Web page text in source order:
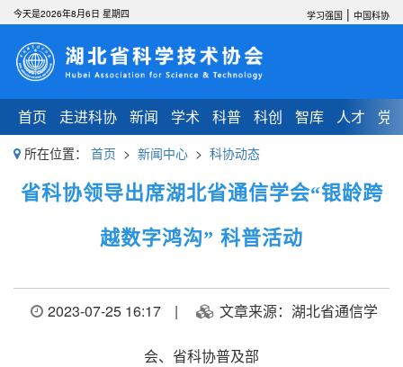
首页 走进科协 新闻 学术 科普 科创 智库 人才 党
今天是2026年8月6日 星期四 学习强国 | 中国科协
所在位置： 首页 > 新闻中心 > 科协动态
省科协领导出席湖北省通信学会“银龄跨
越数字鸿沟” 科普活动
2023-07-25 16:17 | 文章来源：湖北省通信学
会、省科协普及部